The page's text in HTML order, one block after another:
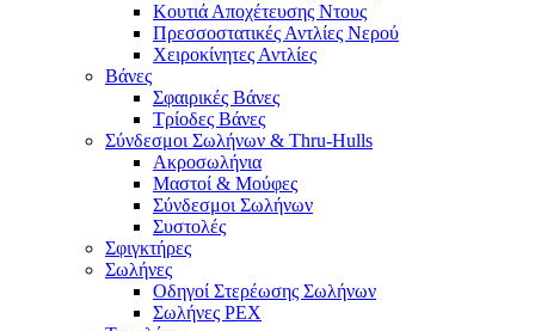
Κουτιά Αποχέτευσης Ντους
Πρεσσοστατικές Αντλίες Νερού
Χειροκίνητες Αντλίες
Βάνες
Σφαιρικές Βάνες
Τρίοδες Βάνες
Σύνδεσμοι Σωλήνων & Thru-Hulls
Ακροσωλήνια
Μαστοί & Μούφες
Σύνδεσμοι Σωλήνων
Συστολές
Σφιγκτήρες
Σωλήνες
Οδηγοί Στερέωσης Σωλήνων
Σωλήνες PEX